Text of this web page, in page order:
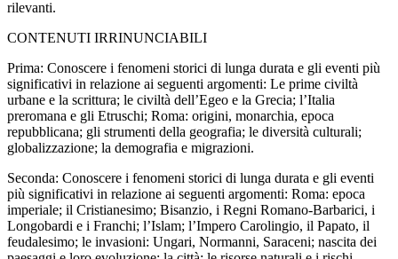
rilevanti.
CONTENUTI IRRINUNCIABILI
Prima: Conoscere i fenomeni storici di lunga durata e gli eventi più
significativi in relazione ai seguenti argomenti: Le prime civiltà
urbane e la scrittura; le civiltà dell’Egeo e la Grecia; l’Italia
preromana e gli Etruschi; Roma: origini, monarchia, epoca
repubblicana; gli strumenti della geografia; le diversità culturali;
globalizzazione; la demografia e migrazioni.
Seconda: Conoscere i fenomeni storici di lunga durata e gli eventi
più significativi in relazione ai seguenti argomenti: Roma: epoca
imperiale; il Cristianesimo; Bisanzio, i Regni Romano-Barbarici, i
Longobardi e i Franchi; l’Islam; l’Impero Carolingio, il Papato, il
feudalesimo; le invasioni: Ungari, Normanni, Saraceni; nascita dei